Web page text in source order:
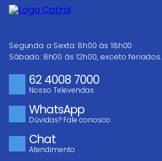
Segunda a Sexta: 8h00 às 18h00
Sábado: 8h00 às 12h00, exceto feriados.
62 4008 7000
Nosso Televendas
WhatsApp
Dúvidas? Fale conosco
Chat
Atendimento